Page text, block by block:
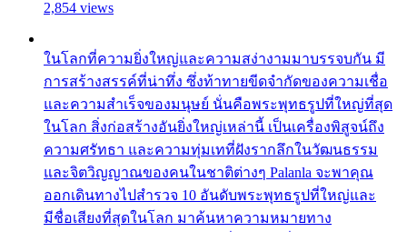
2,854 views
ในโลกที่ความยิ่งใหญ่และความสง่างามมาบรรจบกัน มี
การสร้างสรรค์ที่น่าทึ่ง ซึ่งท้าทายขีดจำกัดของความเชื่อ
และความสำเร็จของมนุษย์ นั่นคือพระพุทธรูปที่ใหญ่ที่สุด
ในโลก สิ่งก่อสร้างอันยิ่งใหญ่เหล่านี้ เป็นเครื่องพิสูจน์ถึง
ความศรัทธา และความทุ่มเทที่ฝังรากลึกในวัฒนธรรม
และจิตวิญญาณของคนในชาติต่างๆ Palanla จะพาคุณ
ออกเดินทางไปสำรวจ 10 อันดับพระพุทธรูปที่ใหญ่และ
มีชื่อเสียงที่สุดในโลก มาค้นหาความหมายทาง